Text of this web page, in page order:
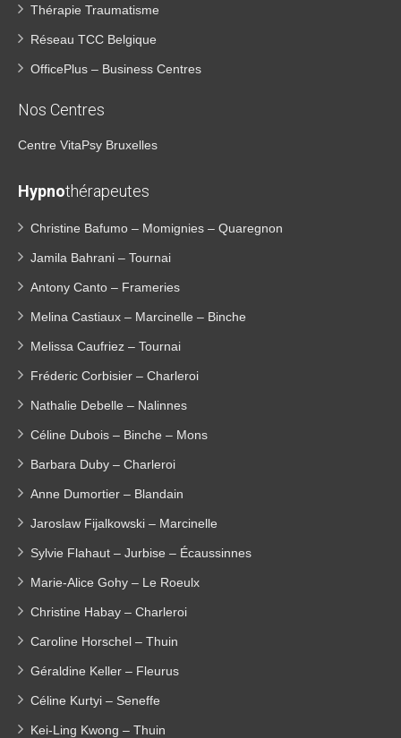
Thérapie Traumatisme
Réseau TCC Belgique
OfficePlus – Business Centres
Nos Centres
Centre VitaPsy Bruxelles
Hypnothérapeutes
Christine Bafumo – Momignies – Quaregnon
Jamila Bahrani – Tournai
Antony Canto – Frameries
Melina Castiaux – Marcinelle – Binche
Melissa Caufriez – Tournai
Fréderic Corbisier – Charleroi
Nathalie Debelle – Nalinnes
Céline Dubois – Binche – Mons
Barbara Duby – Charleroi
Anne Dumortier – Blandain
Jaroslaw Fijalkowski – Marcinelle
Sylvie Flahaut – Jurbise – Écaussinnes
Marie-Alice Gohy – Le Roeulx
Christine Habay – Charleroi
Caroline Horschel – Thuin
Géraldine Keller – Fleurus
Céline Kurtyi – Seneffe
Kei-Ling Kwong – Thuin